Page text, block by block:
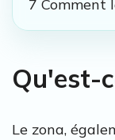
7 Comment
Qu'est-
Le zona,